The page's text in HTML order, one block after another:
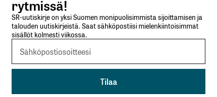
rytmissä!
SR-uutiskirje on yksi Suomen monipuolisimmista sijoittamisen ja
talouden uutiskirjeistä. Saat sähköpostiisi mielenkiintoisimmat
sisällöt kolmesti viikossa.